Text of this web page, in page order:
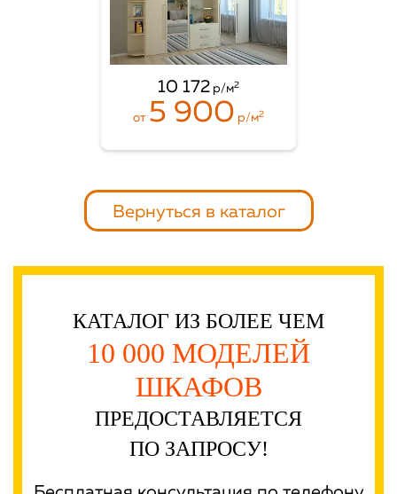
10 172 р/м2
от 5 900 р/м2
Вернуться в каталог
КАТАЛОГ ИЗ БОЛЕЕ ЧЕМ
10 000 МОДЕЛЕЙ
ШКАФОВ
ПРЕДОСТАВЛЯЕТСЯ
ПО ЗАПРОСУ!